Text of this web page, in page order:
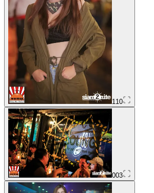
110
003